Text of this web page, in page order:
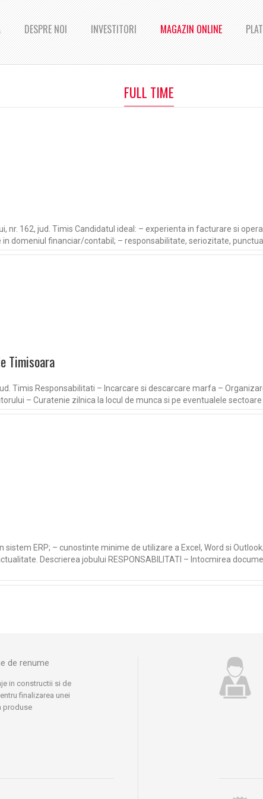
DESPRE NOI INVESTITORI MAGAZIN ONLINE
FULL TIME
nr. 162, jud. Timis Candidatul ideal: – experienta in facturare si
domeniul financiar/contabil; – responsabilitate, seriozitate,
Timisoara
Timis Responsabilitati – Incarcare si descarcare marfa –
– Curatenie zilnica la locul de munca si pe eventualele
ERP; – cunostinte minime de utilizare a Excel, Word si
Descrierea jobului RESPONSABILITATI – Intocmirea
de renume
in constructii si de
finalizarea unei
produse
AG, Isover Saint
Brikston, Holcim,